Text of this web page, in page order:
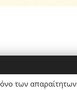
των απαραίτητων